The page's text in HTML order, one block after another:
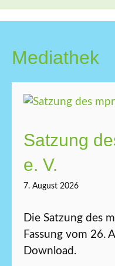
Mediathek
Satzung
e. V.
7. August 2026
Die Satzung des
Fassung vom 26.
Download.